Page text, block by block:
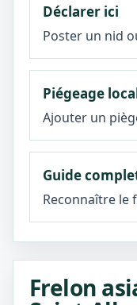
Déclarer ici
Poster un nid
Piégeage
Ajouter un
Guide
Reconnaître le
Frelon